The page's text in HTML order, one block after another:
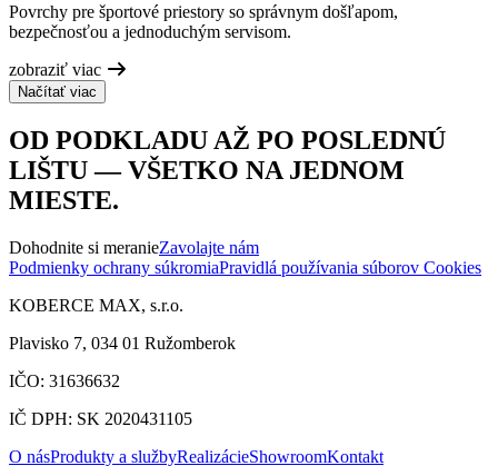
Povrchy pre športové priestory so správnym došľapom,
bezpečnosťou a jednoduchým servisom.
zobraziť viac
Načítať viac
OD PODKLADU AŽ PO POSLEDNÚ
LIŠTU — VŠETKO NA JEDNOM
MIESTE.
Dohodnite si meranieZavolajte nám
Podmienky ochrany súkromiaPravidlá používania súborov Cookies
KOBERCE MAX, s.r.o.
Plavisko 7, 034 01 Ružomberok
IČO: 31636632
IČ DPH: SK 2020431105
O násProdukty a službyRealizácieShowroomKontakt